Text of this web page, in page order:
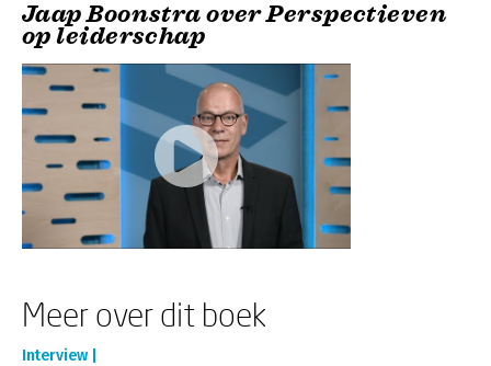
Jaap Boonstra over Perspectieven
op leiderschap
Meer over dit boek
Interview |